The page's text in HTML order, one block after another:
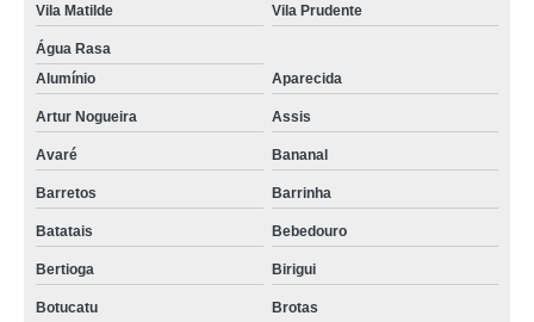
Vila Matilde Vila Prudente
Água Rasa
Alumínio
Aparecida
Artur Nogueira Assis
Avaré Bananal
Barretos Barrinha
Batatais Bebedouro
Bertioga Birigui
Botucatu Brotas